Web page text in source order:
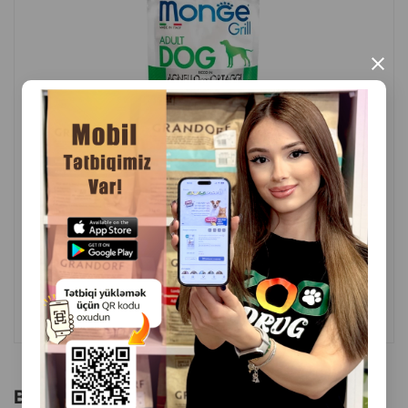
×
Çəki Qiymət
Almaq
1 ədəd
1.80
ALMAQ
Bu brendin başqa məhsulları